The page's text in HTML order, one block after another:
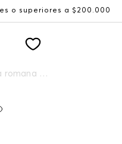
o superiores a $200.000
Sandalia romana con taches